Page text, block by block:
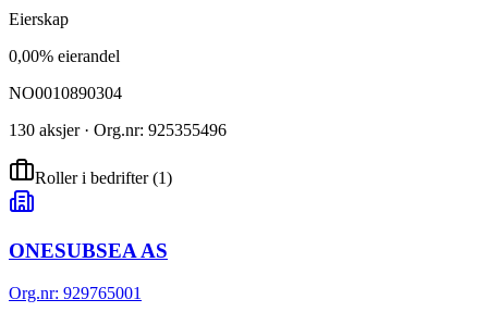
Eierskap
0,00% eierandel
NO0010890304
130 aksjer · Org.nr: 925355496
Roller i bedrifter(1)
ONESUBSEA AS
Org.nr: 929765001